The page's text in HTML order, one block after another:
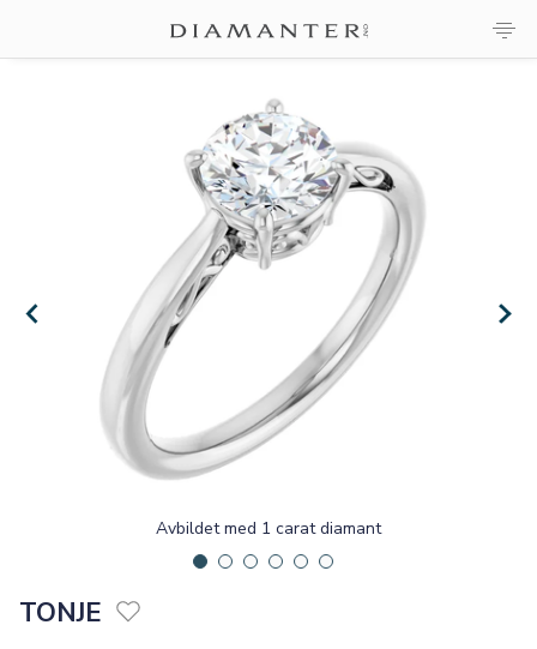
×
×
Avbildet med 1 carat diamant
TONJE